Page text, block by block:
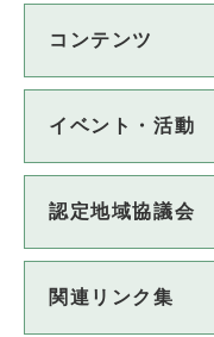
コンテンツ
イベント・活動
認定地域協議会
関連リンク集